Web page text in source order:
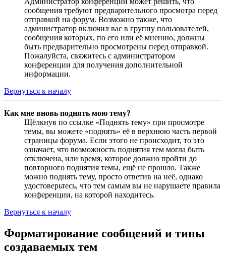
сообщения требуют предварительного просмотра перед
отправкой на форум. Возможно также, что
администратор включил вас в группу пользователей,
сообщения которых, по его или её мнению, должны
быть предварительно просмотрены перед отправкой.
Пожалуйста, свяжитесь с администратором
конференции для получения дополнительной
информации.
Вернуться к началу
Как мне вновь поднять мою тему?
Щёлкнув по ссылке «Поднять тему» при просмотре
темы, вы можете «поднять» её в верхнюю часть первой
страницы форума. Если этого не происходит, то это
означает, что возможность поднятия тем могла быть
отключена, или время, которое должно пройти до
повторного поднятия темы, ещё не прошло. Также
можно поднять тему, просто ответив на неё, однако
удостоверьтесь, что тем самым вы не нарушаете правила
конференции, на которой находитесь.
Вернуться к началу
Форматирование сообщений и типы
создаваемых тем